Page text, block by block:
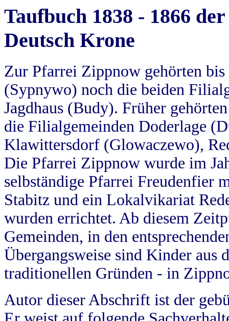
Taufbuch 1838 - 1866
Deutsch Krone
Zur Pfarrei Zippnow gehörten
(Sypnywo) noch die beiden
Jagdhaus (Budy). Früher
die Filialgemeinden Doderlage
Klawittersdorf (Glowaczewo),
Die Pfarrei Zippnow wurde im
selbständige Pfarrei Freudenfier
Stabitz und ein Lokalvikariat
wurden errichtet. Ab diesem
Gemeinden, in den
Übergangsweise sind Kinder aus
traditionellen Gründen - in
Autor dieser Abschrift ist der